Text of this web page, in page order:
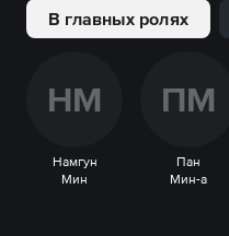
В главных ролях
НМ
Намгун
Мин
ПМ
Пан
Мин-а